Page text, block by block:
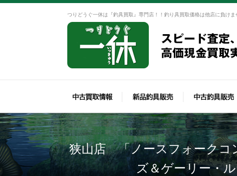
つりどうぐ一休は『釣具買取』専門店！！釣り具買取価格は他店に負け
狭山店 「ノースフォークコ
ズ＆ゲーリー・